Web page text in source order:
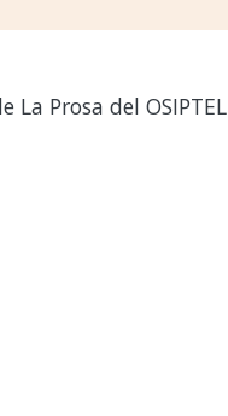
Prosa del OSIPTEL